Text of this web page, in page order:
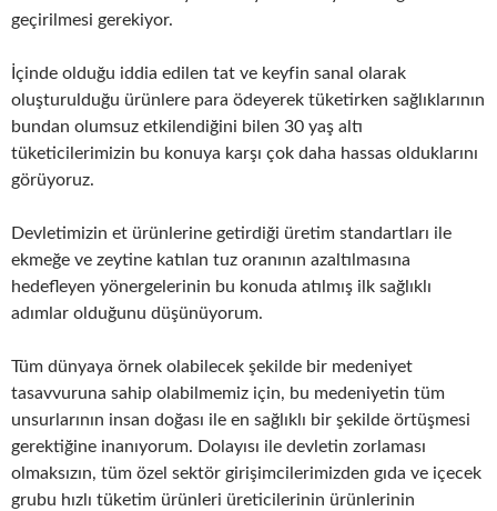
geçirilmesi gerekiyor.
İçinde olduğu iddia edilen tat ve keyfin sanal olarak
oluşturulduğu ürünlere para ödeyerek tüketirken sağlıklarının
bundan olumsuz etkilendiğini bilen 30 yaş altı
tüketicilerimizin bu konuya karşı çok daha hassas olduklarını
görüyoruz.
Devletimizin et ürünlerine getirdiği üretim standartları ile
ekmeğe ve zeytine katılan tuz oranının azaltılmasına
hedefleyen yönergelerinin bu konuda atılmış ilk sağlıklı
adımlar olduğunu düşünüyorum.
Tüm dünyaya örnek olabilecek şekilde bir medeniyet
tasavvuruna sahip olabilmemiz için, bu medeniyetin tüm
unsurlarının insan doğası ile en sağlıklı bir şekilde örtüşmesi
gerektiğine inanıyorum. Dolayısı ile devletin zorlaması
olmaksızın, tüm özel sektör girişimcilerimizden gıda ve içecek
grubu hızlı tüketim ürünleri üreticilerinin ürünlerinin